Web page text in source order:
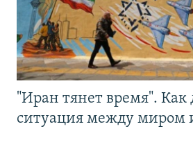
"Иран тянет время". Как
ситуация между миром